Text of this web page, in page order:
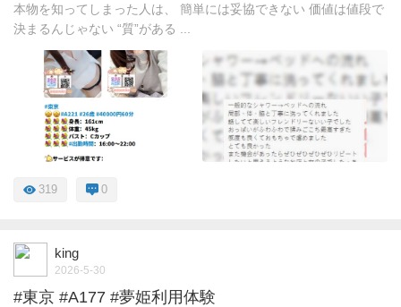
本物を知ってしまった人は、 簡単には妥協できない 価値は値段で
決まるんじゃない “質”がある ...
319 0
king
2026-5-30
#東京 #A177 #夢姫利用体験